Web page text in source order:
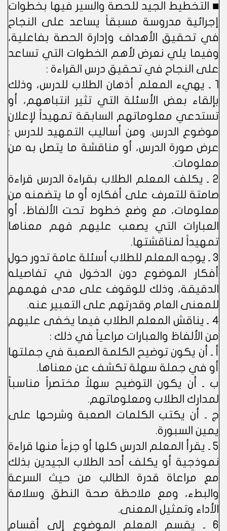
■ التخطيط الجيد للحصة والسير فيها بخطوات
إجرائية مدروسة مسبقاً يساعد على النجاح
في تحقيق الأهداف وإدارة الحصة بفاعلية،
وفيما يلي نعرض لأهم الخطوات التي تساعد
على النجاح في تحقيق درس القراءة :
1 ـ يهيء المعلم أذهان الطلاب للدرس، وذلك
بإلقاء بعض الأسئلة التي تثير انتباههم، أو
تستدعي معلوماتهم السابقة تمهيداً لإعلان
موضوع الدرس. ومن أساليب التمهيد للدرس :
عرض صورة الدرس، أو مناقشة ما يتصل به من
معلومات.
2 ـ يكلف المعلم الطلاب بقراءة الدرس قراءة
صامتة للتعرف على أفكاره أو ما يتضمنه من
معلومات، مع وضع خطوط تحت الألفاظ، أو
العبارات التي يصعب عليهم فهم معناها
تمهيداً لمناقشتها.
3 ـ يوجه المعلم للطلاب أسئلة عامة تدور حول
أفكار الموضوع دون الدخول في تفاصيله
الدقيقة، وذلك للوقوف على مدى فهمهم
للمعنى العام وقدرتهم على التعبير عنه.
4 ـ يناقش المعلم الطلاب فيما يخفى عليهم
من الألفاظ والعبارات مراعياً في ذلك :
أ ـ أن يكون توضيح الكلمة الصعبة في جملتها
أو في جملة سهلة تكشف عن معناها.
ب ـ أن يكون التوضيح سهلاً مختصراً مناسباً
لمدارك الطلاب ومعلوماتهم.
ج ـ أن يكتب الكلمات الصعبة وشرحها على
يمين السبورة.
5 ـ يقرأ المعلم الدرس كلها أو جزءاً منها قراءة
نموذجية أو يكلف أحد الطلاب الجيدين بذلك
مع مراعاة قدرة الطالب من حيث السرعة
والبطء، ومع ملاحظة صحة النطق وسلامة
الأداء وتمثيل المعنى.
6 ـ يقسم المعلم الموضوع إلى أقسام